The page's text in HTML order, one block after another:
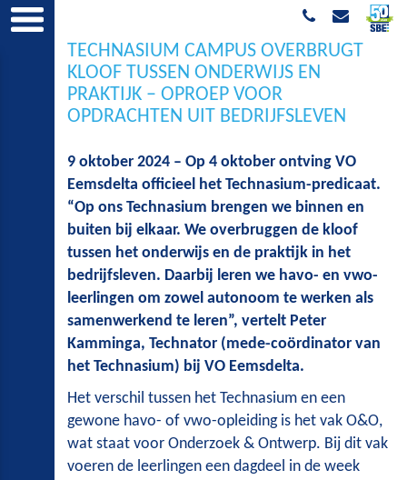
TECHNASIUM CAMPUS OVERBRUGT
KLOOF TUSSEN ONDERWIJS EN
PRAKTIJK – OPROEP VOOR
OPDRACHTEN UIT BEDRIJFSLEVEN
9 oktober 2024 – Op 4 oktober ontving VO
Eemsdelta officieel het Technasium-predicaat.
“Op ons Technasium brengen we binnen en
buiten bij elkaar. We overbruggen de kloof
tussen het onderwijs en de praktijk in het
bedrijfsleven. Daarbij leren we havo- en vwo-
leerlingen om zowel autonoom te werken als
samenwerkend te leren”, vertelt Peter
Kamminga, Technator (mede-coördinator van
het Technasium) bij VO Eemsdelta.
Het verschil tussen het Technasium en een
gewone havo- of vwo-opleiding is het vak O&O,
wat staat voor Onderzoek & Ontwerp. Bij dit vak
voeren de leerlingen een dagdeel in de week